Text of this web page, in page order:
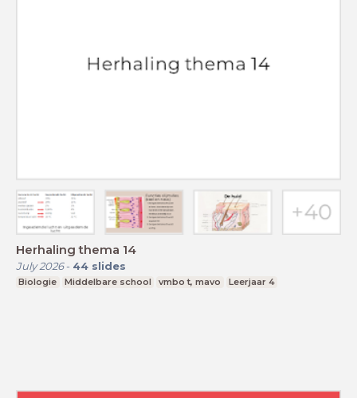
Herhaling thema 14
July 2026- 44 slides
Biologie Middelbare school vmbo t, mavo Leerjaar 4